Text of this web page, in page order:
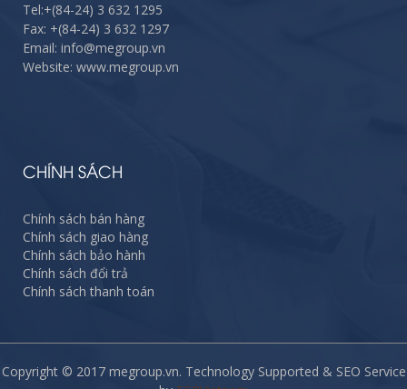
Tel:+(84-24) 3 632 1295
Fax: +(84-24) 3 632 1297
Email: info@megroup.vn
Website: www.megroup.vn
CHÍNH SÁCH
Chính sách bán hàng
Chính sách giao hàng
Chính sách bảo hành
Chính sách đổi trả
Chính sách thanh toán
Copyright © 2017 megroup.vn. Technology Supported & SEO Service